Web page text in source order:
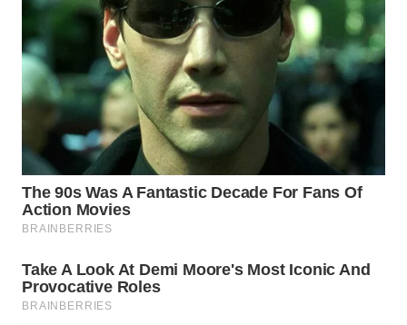
SIDIKALANG
SIBARAGAS
NEWS
METRO
SIANTAR
NEWS
MEDAN
NEWS